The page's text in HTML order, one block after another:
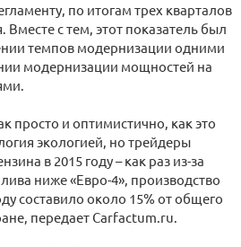
по итогам трех кварталов
Вместе с тем, этот показатель был
темпов модернизации одними
модернизации мощностей на
просто и оптимистично, как это
экологией, но трейдеры
в 2015 году – как раз из-за
ниже «Евро-4», производство
составило около 15% от общего
передает Carfactum.ru.